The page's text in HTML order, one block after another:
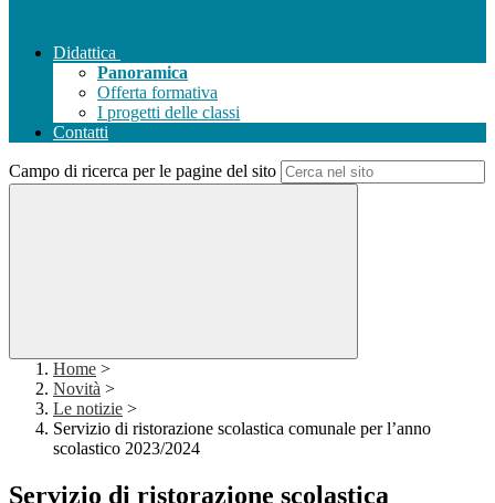
Didattica
Panoramica
Offerta formativa
I progetti delle classi
Contatti
Campo di ricerca per le pagine del sito
Home >
Novità >
Le notizie >
Servizio di ristorazione scolastica comunale per l’anno
scolastico 2023/2024
Servizio di ristorazione scolastica